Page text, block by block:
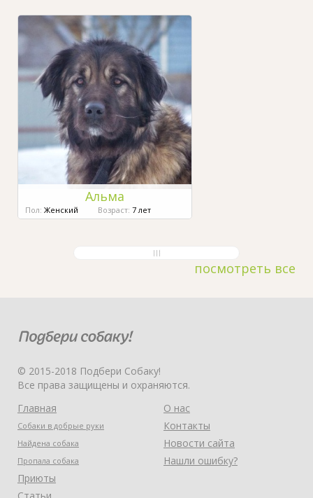
Альма
Пол: Женский Возраст: 7 лет
посмотреть все
© 2015-2018 Подбери Собаку!
Все права защищены и охраняются.
Главная
Собаки в добрые руки
Найдена собака
Пропала собака
Приюты
О нас
Контакты
Новости сайта
Нашли ошибку?